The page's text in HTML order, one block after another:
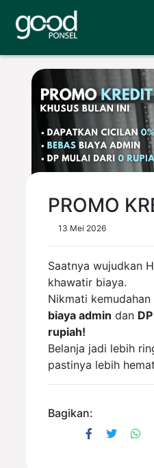
PROMO
13 Mei 2026
Saatnya wujudkan
khawatir biaya.
Nikmati kemudahan
biaya admin dan
rupiah!
Belanja jadi lebih
pastinya lebih
Bagikan: